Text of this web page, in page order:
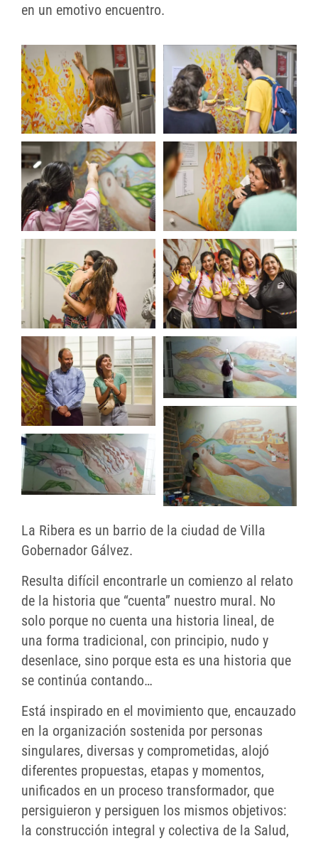
en un emotivo encuentro.
La Ribera es un barrio de la ciudad de Villa
Gobernador Gálvez.
Resulta difícil encontrarle un comienzo al relato
de la historia que “cuenta” nuestro mural. No
solo porque no cuenta una historia lineal, de
una forma tradicional, con principio, nudo y
desenlace, sino porque esta es una historia que
se continúa contando…
Está inspirado en el movimiento que, encauzado
en la organización sostenida por personas
singulares, diversas y comprometidas, alojó
diferentes propuestas, etapas y momentos,
unificados en un proceso transformador, que
persiguieron y persiguen los mismos objetivos:
la construcción integral y colectiva de la Salud,